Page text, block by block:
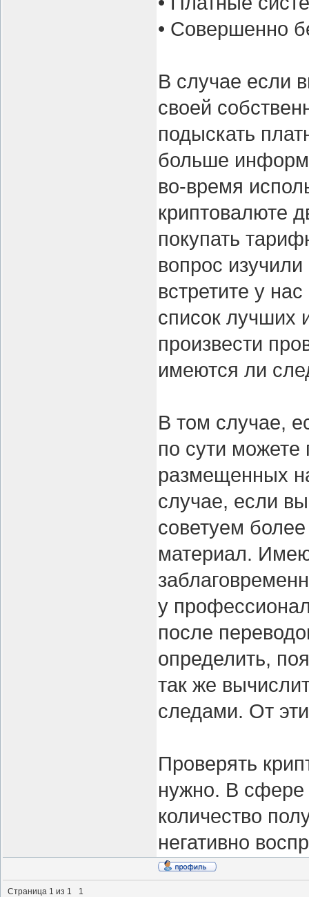
• Совершенно
В случае если
своей
подыскать
больше
во-время
криптовалюте
покупать
вопрос
встретите у
список лучших
произвести
имеются ли
В том случае,
по сути
размещенных
случае, если
советуем
материал.
у
после
определить,
так же
следами. От
Проверять
нужно. В сфере
количество
негативно
Страница 1 из 1 1